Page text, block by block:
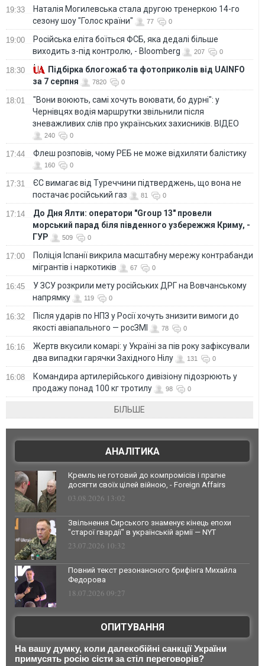
19:33
Наталія Могилевська стала другою тренеркою 14-го
сезону шоу "Голос країни"
77 0
19:00
Російська еліта боїться ФСБ, яка дедалі більше
виходить з-під контролю, - Bloomberg
207 0
18:30
Підбірка блогожаб та фотоприколів від UAINFO
за 7 серпня
7820 0
18:01
"Вони воюють, самі хочуть воювати, бо дурні": у
Чернівцях водія маршрутки звільнили після
зневажливих слів про українських захисників. ВІДЕО
240 0
17:44 Флеш розповів, чому РЕБ не може відхиляти балістику
160 0
17:31
ЄС вимагає від Туреччини підтверджень, що вона не
постачає російський газ
81 0
17:14
До Дня Ялти: оператори "Group 13" провели
морський парад біля південного узбережжя Криму, -
ГУР
509 0
17:00
Поліція Іспанії викрила масштабну мережу контрабанди
мігрантів і наркотиків
67 0
16:45
У ЗСУ розкрили мету російських ДРГ на Вовчанському
напрямку
119 0
16:32
Після ударів по НПЗ у Росії хочуть знизити вимоги до
якості авіапального — росЗМІ
78 0
16:16
Жертв вкусили комарі: у Україні за пів року зафіксували
два випадки гарячки Західного Нілу
131 0
16:08
Командира артилерійського дивізіону підозрюють у
продажу понад 100 кг тротилу
98 0
БІЛЬШЕ
АНАЛІТИКА
Кремль не готовий до компромісів і прагне
досягти своїх цілей війною, - Foreign Affairs
03.08.2026 13:02
Звільнення Сирського знаменує кінець епохи
"старої гвардії" в українській армії — NYT
23.07.2026 10:32
Повний текст резонансного брифінга Михайла
Федорова
18.07.2026 09:27
ОПИТУВАННЯ
На вашу думку, коли далекобійні санкції України
примусять росію сісти за стіл переговорів?